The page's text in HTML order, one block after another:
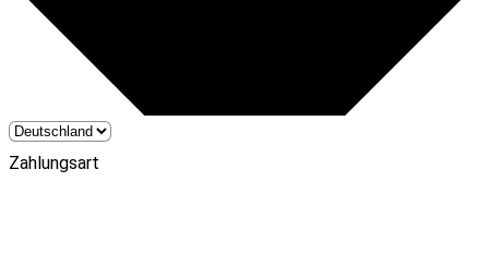
Zahlungsart